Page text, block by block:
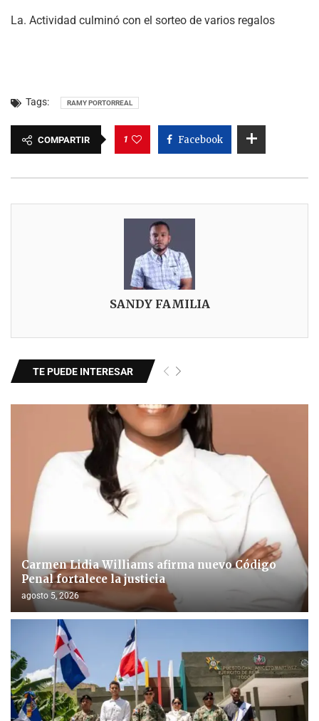
La. Actividad culminó con el sorteo de varios regalos
Tags: RAMY PORTORREAL
COMPARTIR 1 Facebook
SANDY FAMILIA
TE PUEDE INTERESAR
Carmen Lidia Williams afirma nuevo Código
Penal fortalece la justicia
agosto 5, 2026